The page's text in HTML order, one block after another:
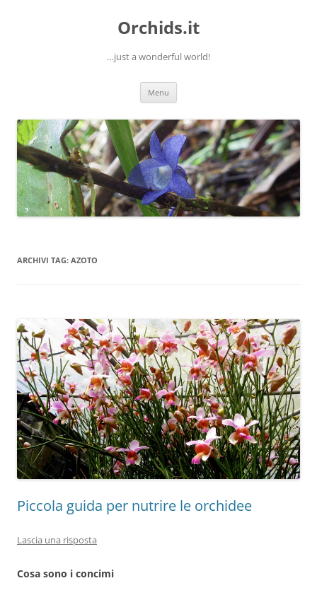
Orchids.it
…just a wonderful world!
Menu
ARCHIVI TAG: AZOTO
Piccola guida per nutrire le orchidee
Lascia una risposta
Cosa sono i concimi